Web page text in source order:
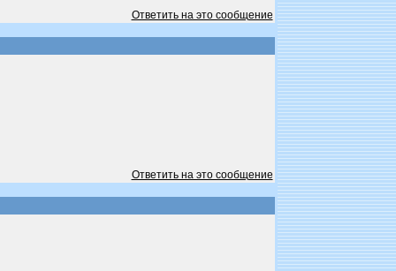
Ответить на это сообщение
Ответить на это сообщение